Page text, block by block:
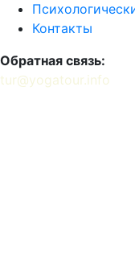
Контакты
Обратная связь:
tur@yogatour.info